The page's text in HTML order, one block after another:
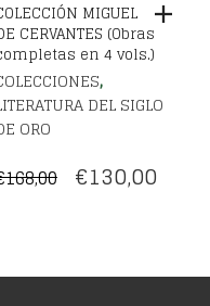
MIGUEL
CERVANTES (Obras
en 4 vols.)
,
DEL SIGLO
ORO
168,00 EL
ERA:
€130,00
ES: